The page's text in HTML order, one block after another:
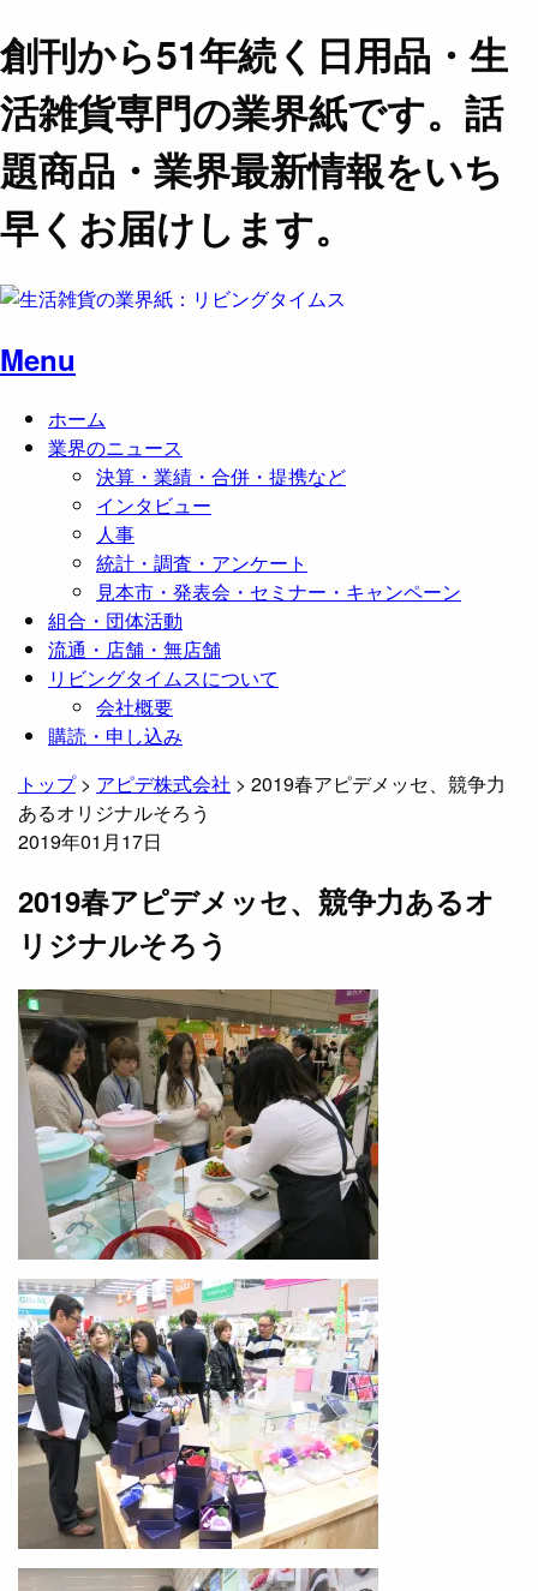
創刊から51年続く日用品・生
活雑貨専門の業界紙です。話
題商品・業界最新情報をいち
早くお届けします。
Menu
ホーム
業界のニュース
決算・業績・合併・提携など
インタビュー
人事
統計・調査・アンケート
見本市・発表会・セミナー・キャンペーン
組合・団体活動
流通・店舗・無店舗
リビングタイムスについて
会社概要
購読・申し込み
トップ> アピデ株式会社 > 2019春アピデメッセ、競争力
あるオリジナルそろう
2019年01月17日
2019春アピデメッセ、競争力あるオ
リジナルそろう